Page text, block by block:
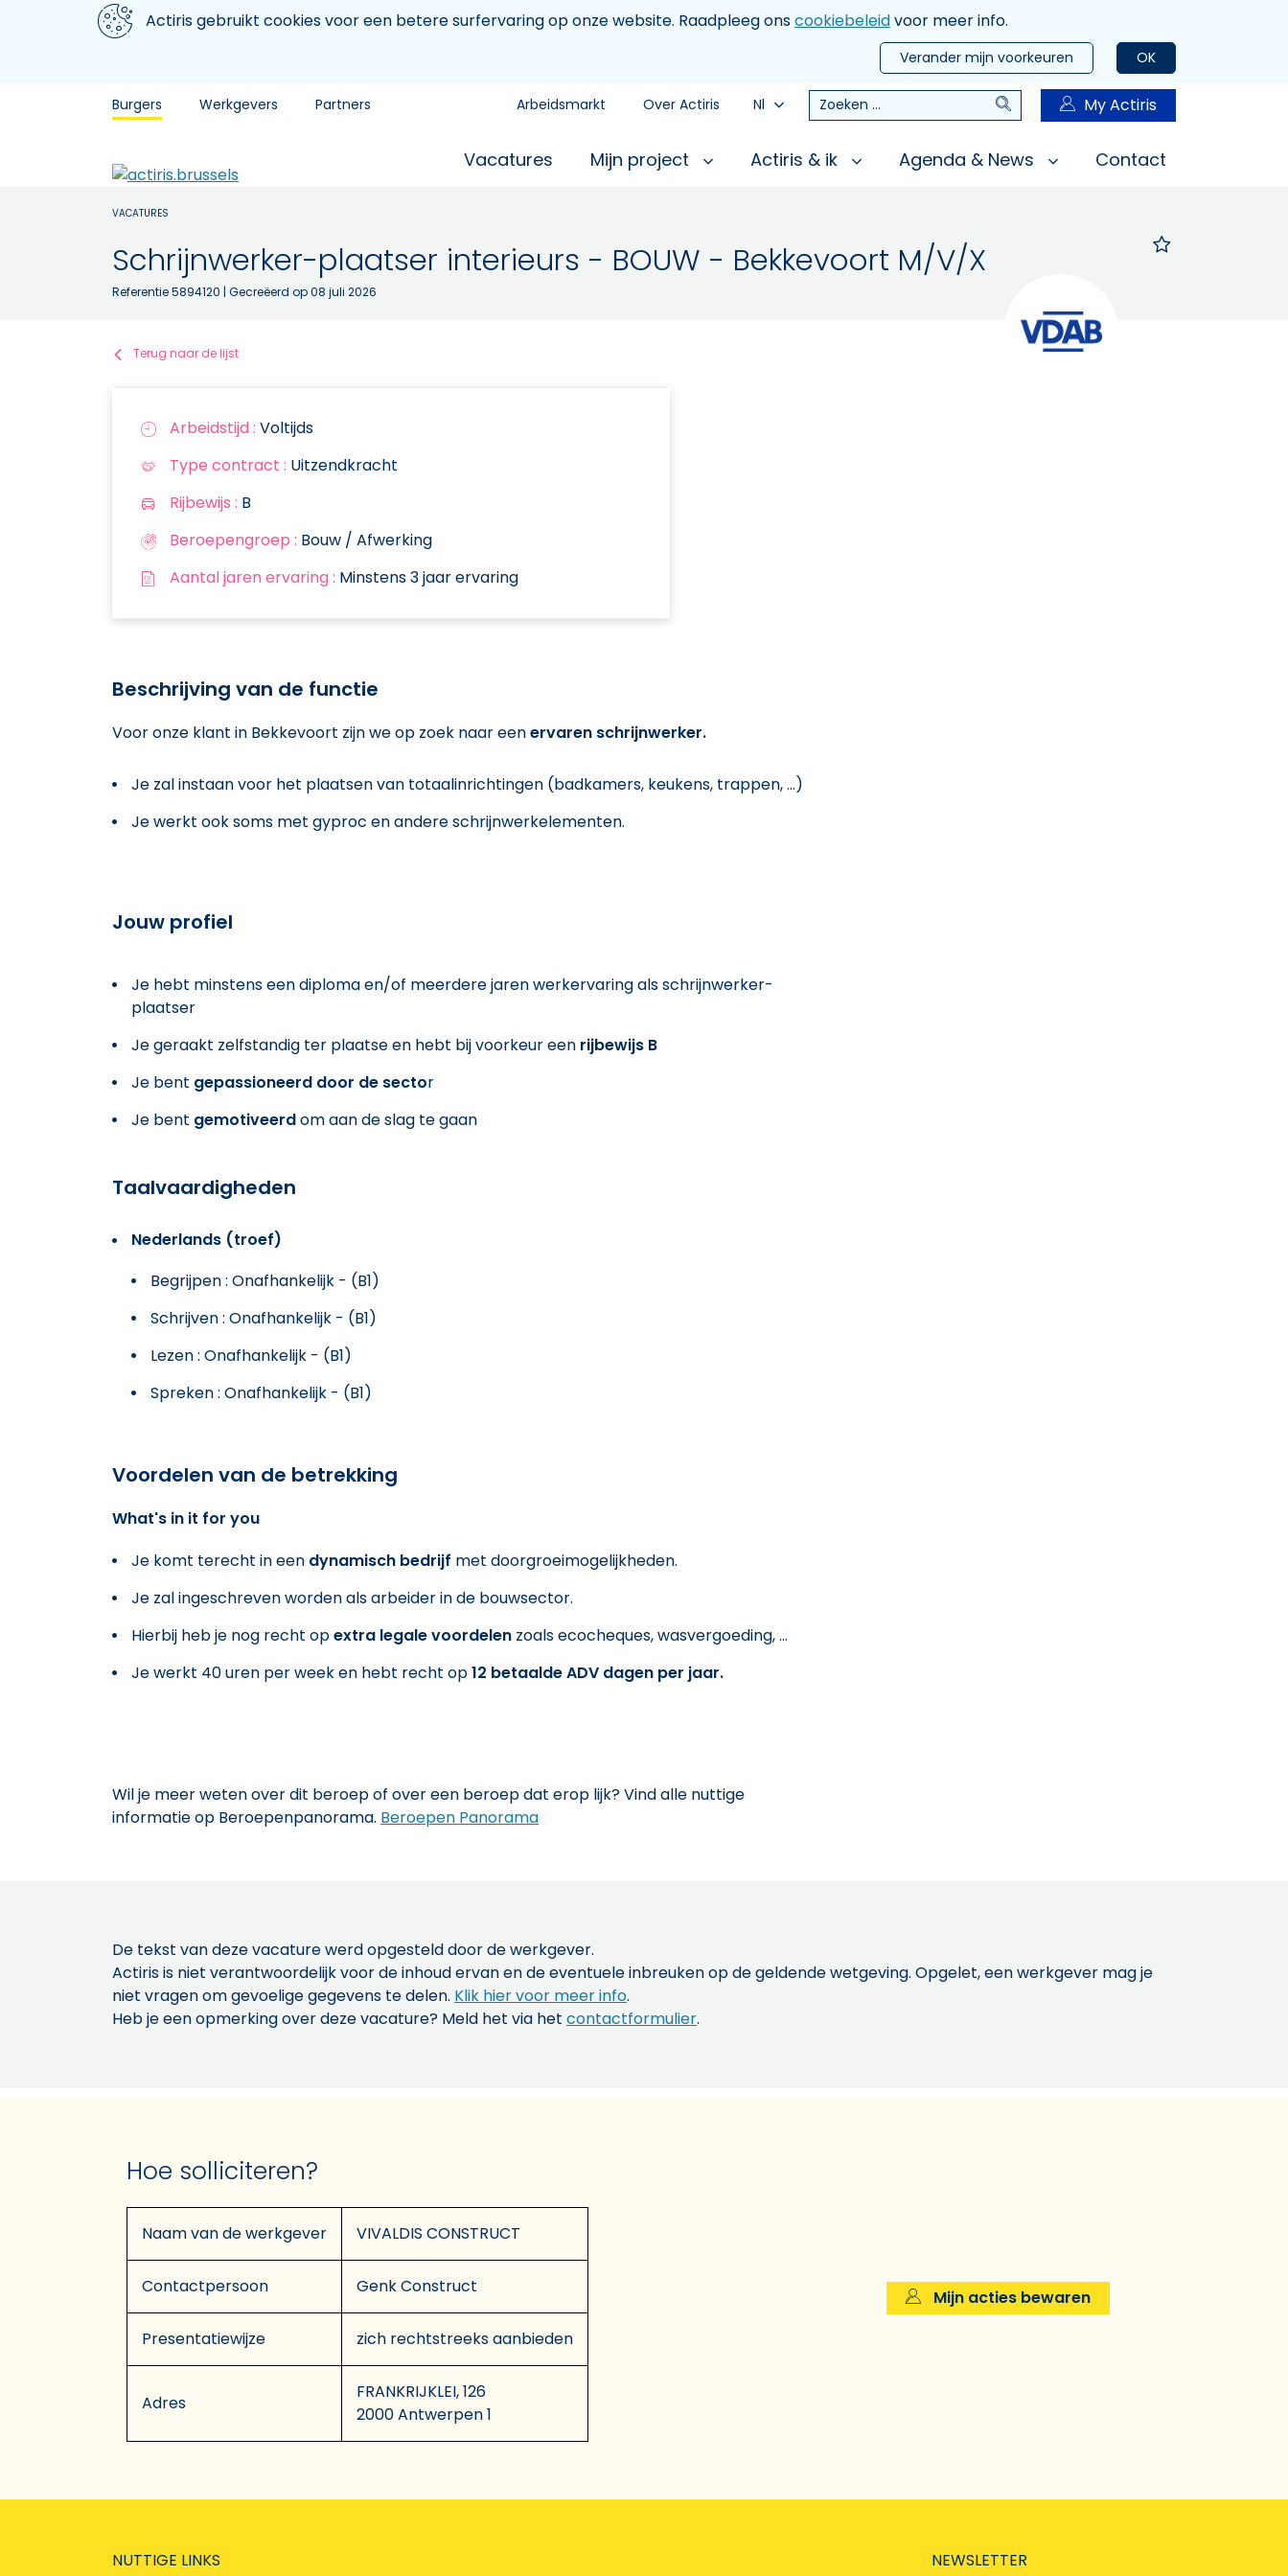
Aller au contenu principal
We gebruiken cookiesActiris gebruikt cookies voor een betere surfervaring op onze website. Raadpleeg onscookiebeleidvoor meer info.
OK
Verander mijn voorkeuren
Burgers Werkgevers Partners Arbeidsmarkt Over Actiris Nl Zoeken Zoeken My Actiris
Vacatures Mijn project Actiris & ik Agenda & News Contact
VACATURES
Schrijnwerker-plaatser interieurs - BOUW - Bekkevoort M/V/X
Referentie 5894120 | Gecreëerd op 08 juli 2026
Terug naar de lijst
Arbeidstijd : Voltijds
Type contract : Uitzendkracht
Rijbewijs : B
Beroepengroep : Bouw / Afwerking
Aantal jaren ervaring : Minstens 3 jaar ervaring
Beschrijving van de functie
Voor onze klant in Bekkevoort zijn we op zoek naar eenervaren schrijnwerker.
Je zal instaan voor het plaatsen van totaalinrichtingen (badkamers, keukens, trappen, ...)
Je werkt ook soms met gyproc en andere schrijnwerkelementen.
Jouw profiel
Je hebt minstens een diploma en/of meerdere jaren werkervaring als schrijnwerker-
plaatser
Je geraakt zelfstandig ter plaatse en hebt bij voorkeur een rijbewijs B
Je bent gepassioneerd door de sector
Je bent gemotiveerdom aan de slag te gaan
Taalvaardigheden
Nederlands (troef)
Begrijpen : Onafhankelijk - (B1)
Schrijven : Onafhankelijk - (B1)
Lezen : Onafhankelijk - (B1)
Spreken : Onafhankelijk - (B1)
Voordelen van de betrekking
What's in it for you
Je komt terecht in een dynamisch bedrijf met doorgroeimogelijkheden.
Je zal ingeschreven worden als arbeider in de bouwsector.
Hierbij heb je nog recht opextra legale voordelen zoals ecocheques, wasvergoeding, ...
Je werkt 40 uren per week en hebt recht op12 betaalde ADV dagen per jaar.
Wil je meer weten over dit beroep of over een beroep dat erop lijk? Vind alle nuttige
informatie op Beroepenpanorama. Beroepen Panorama
De tekst van deze vacature werd opgesteld door de werkgever.
Actiris is niet verantwoordelijk voor de inhoud ervan en de eventuele inbreuken op de geldende wetgeving. Opgelet, een werkgever mag je
niet vragen om gevoelige gegevens te delen. Klik hier voor meer info.
Heb je een opmerking over deze vacature? Meld het via het contactformulier.
Hoe solliciteren?
Naam van de werkgever VIVALDIS CONSTRUCT
Contactpersoon Genk Construct
Presentatiewijze zich rechtstreeks aanbieden
Adres
FRANKRIJKLEI, 126
2000 Antwerpen 1
Mijn acties bewaren
NUTTIGE LINKS NEWSLETTER